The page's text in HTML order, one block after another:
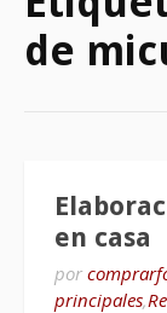
de
en casa
por
principales,